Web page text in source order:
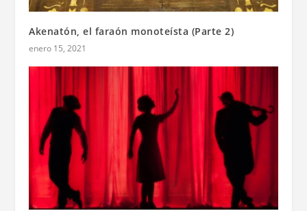
Akenatón, el faraón monoteísta (Parte 2)
enero 15, 2021